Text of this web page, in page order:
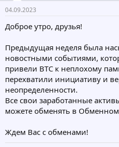
04.09.2023
Доброе утро, друзья!
Предыдущая неделя была
новостными событиями,
привели ВТС к неплохому
перехватили инициативу и
неопределенности.
Все свои заработанные
можете обменять в Обменном
Ждем Вас с обменами!